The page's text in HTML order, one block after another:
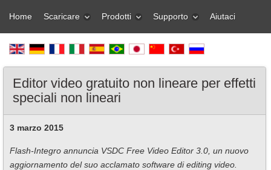
Home Scaricare Prodotti Supporto Aiutaci
Editor video gratuito non lineare per effetti
speciali non lineari
3 marzo 2015
Flash-Integro annuncia VSDC Free Video Editor 3.0, un nuovo
aggiornamento del suo acclamato software di editing video.